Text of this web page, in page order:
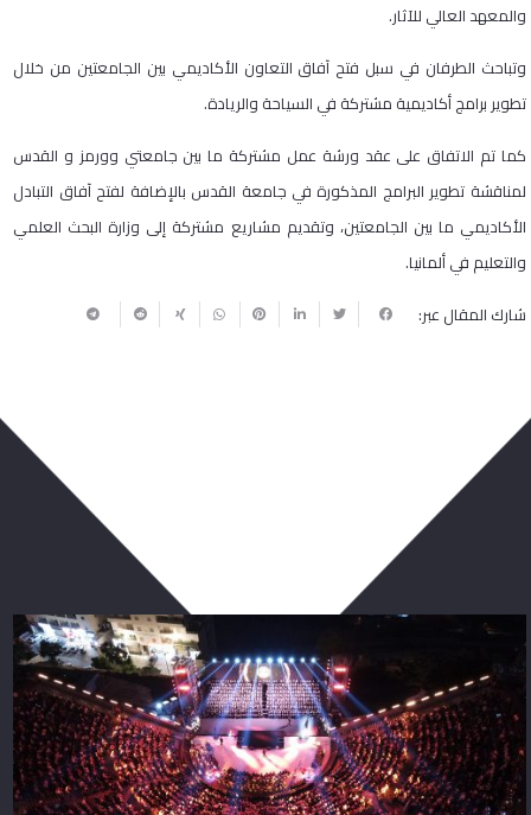
والمعهد العالي للآثار.
وتباحث الطرفان في سبل فتح آفاق التعاون الأكاديمي بين الجامعتين من خلال
تطوير برامج أكاديمية مشتركة في السياحة والريادة.
كما تم الاتفاق على عقد ورشة عمل مشتركة ما بين جامعتي وورمز و القدس
لمناقشة تطوير البرامج المذكورة في جامعة القدس بالإضافة لفتح آفاق التبادل
الأكاديمي ما بين الجامعتين، وتقديم مشاريع مشتركة إلى وزارة البحث العلمي
والتعليم في ألمانيا.
شارك المقال عبر: